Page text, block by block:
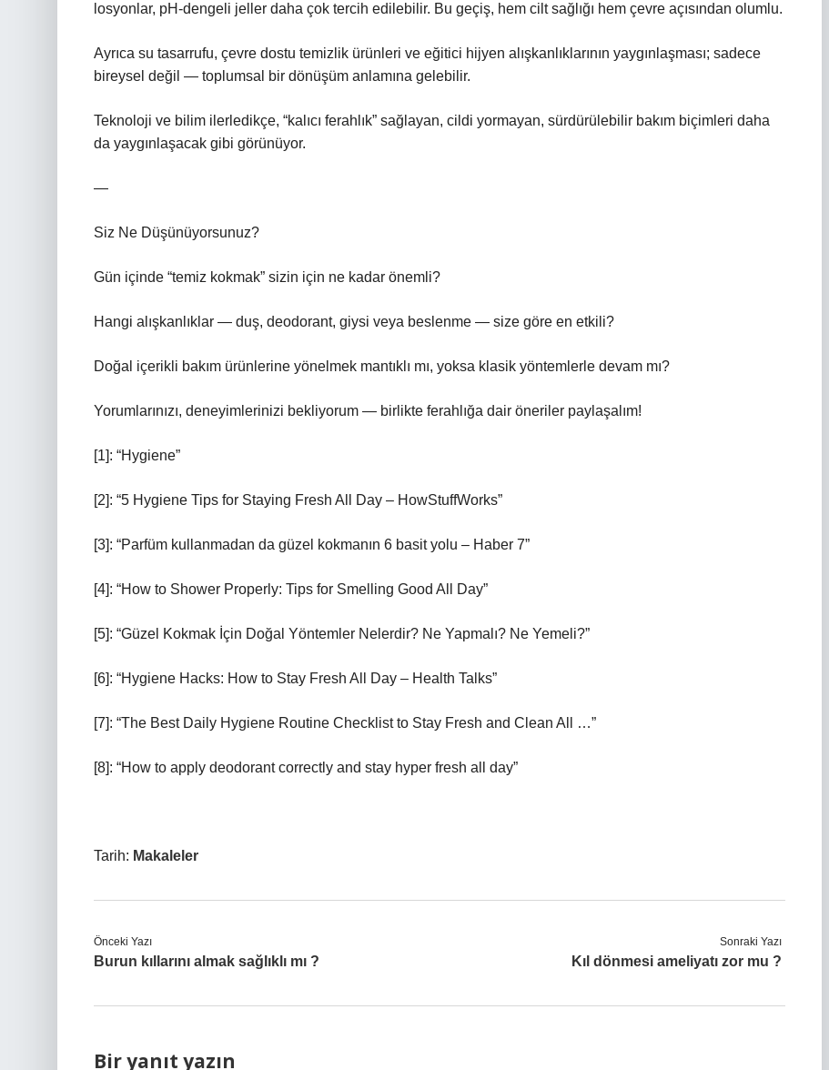
losyonlar, pH‑dengeli jeller daha çok tercih edilebilir. Bu geçiş, hem cilt sağlığı hem çevre açısından olumlu.
Ayrıca su tasarrufu, çevre dostu temizlik ürünleri ve eğitici hijyen alışkanlıklarının yaygınlaşması; sadece
bireysel değil — toplumsal bir dönüşüm anlamına gelebilir.
Teknoloji ve bilim ilerledikçe, “kalıcı ferahlık” sağlayan, cildi yormayan, sürdürülebilir bakım biçimleri daha
da yaygınlaşacak gibi görünüyor.
—
Siz Ne Düşünüyorsunuz?
Gün içinde “temiz kokmak” sizin için ne kadar önemli?
Hangi alışkanlıklar — duş, deodorant, giysi veya beslenme — size göre en etkili?
Doğal içerikli bakım ürünlerine yönelmek mantıklı mı, yoksa klasik yöntemlerle devam mı?
Yorumlarınızı, deneyimlerinizi bekliyorum — birlikte ferahlığa dair öneriler paylaşalım!
[1]: “Hygiene”
[2]: “5 Hygiene Tips for Staying Fresh All Day – HowStuffWorks”
[3]: “Parfüm kullanmadan da güzel kokmanın 6 basit yolu – Haber 7”
[4]: “How to Shower Properly: Tips for Smelling Good All Day”
[5]: “Güzel Kokmak İçin Doğal Yöntemler Nelerdir? Ne Yapmalı? Ne Yemeli?”
[6]: “Hygiene Hacks: How to Stay Fresh All Day – Health Talks”
[7]: “The Best Daily Hygiene Routine Checklist to Stay Fresh and Clean All …”
[8]: “How to apply deodorant correctly and stay hyper fresh all day”
Tarih: Makaleler
Önceki Yazı
Burun kıllarını almak sağlıklı mı ?
Sonraki Yazı
Kıl dönmesi ameliyatı zor mu ?
Bir yanıt yazın